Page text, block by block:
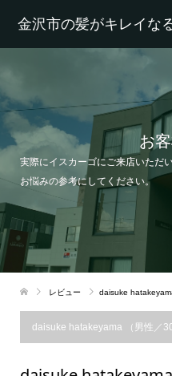
金沢市の髪がキレイな
お
実際にイスカーゴにご来店いただ
お悩みの参考にしてください。
レビュー daisuke
daisuke hatakeyama （男性／